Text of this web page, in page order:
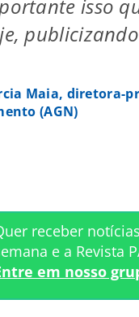
isso
Maia, diretora-
(AGN)
receber
e a Revista
em nosso